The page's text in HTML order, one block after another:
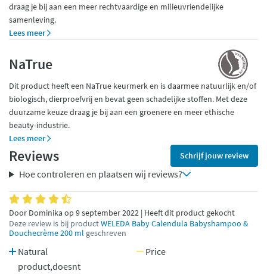
draag je bij aan een meer rechtvaardige en milieuvriendelijke
samenleving.
Lees meer
NaTrue
Dit product heeft een NaTrue keurmerk en is daarmee natuurlijk en/of
biologisch, dierproefvrij en bevat geen schadelijke stoffen. Met deze
duurzame keuze draag je bij aan een groenere en meer ethische
beauty-industrie.
Lees meer
Reviews Schrijf jouw review
Hoe controleren en plaatsen wij reviews?
Door Dominika op 9 september 2022 | Heeft dit product gekocht
Deze review is bij productWELEDA Baby Calendula Babyshampoo &
Douchecrème 200 ml geschreven
Natural
product,doesnt
Price